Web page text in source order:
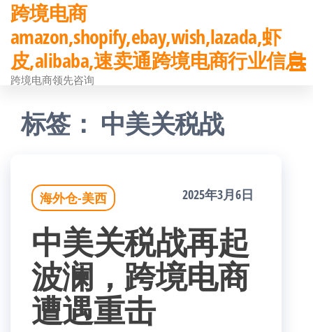
前
往
内
跨境电商
amazon,shopify,ebay,wish,lazada,虾
皮,alibaba,速卖通跨境电商行业信息
跨境电商领先咨询
标签： 中美关税战
海外仓-美西 2025年3月6日
中美关税战再起
波澜，跨境电商
遭遇重击